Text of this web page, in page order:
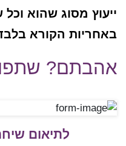
ייעוץ מסוג שהוא
באחריות הקורא
אהבתם?
לתיאום